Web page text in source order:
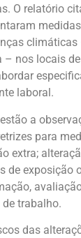
O relatório
– nos locais
laboral.
a
para
extra;
de exposição
trabalho.
das